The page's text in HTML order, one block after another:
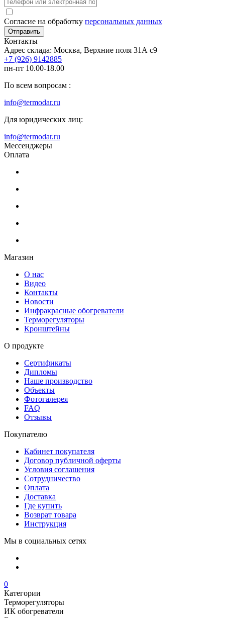
Согласие на обработку персональных данных
Отправить
Контакты
Адрес склада: Москва, Верхние поля 31А с9
+7 (926) 9142885
пн-пт 10.00-18.00
По всем вопросам :
info@termodar.ru
Для юридических лиц:
info@termodar.ru
Мессенджеры
Оплата
Магазин
О нас
Видео
Контакты
Новости
Инфракрасные обогреватели
Терморегуляторы
Кронштейны
О продукте
Сертификаты
Дипломы
Наше производство
Объекты
Фотогалерея
FAQ
Отзывы
Покупателю
Кабинет покупателя
Договор публичной оферты
Условия соглашения
Сотрудничество
Оплата
Доставка
Где купить
Возврат товара
Инструкция
Мы в социальных сетях
0
Категории
Терморегуляторы
ИК обогреватели